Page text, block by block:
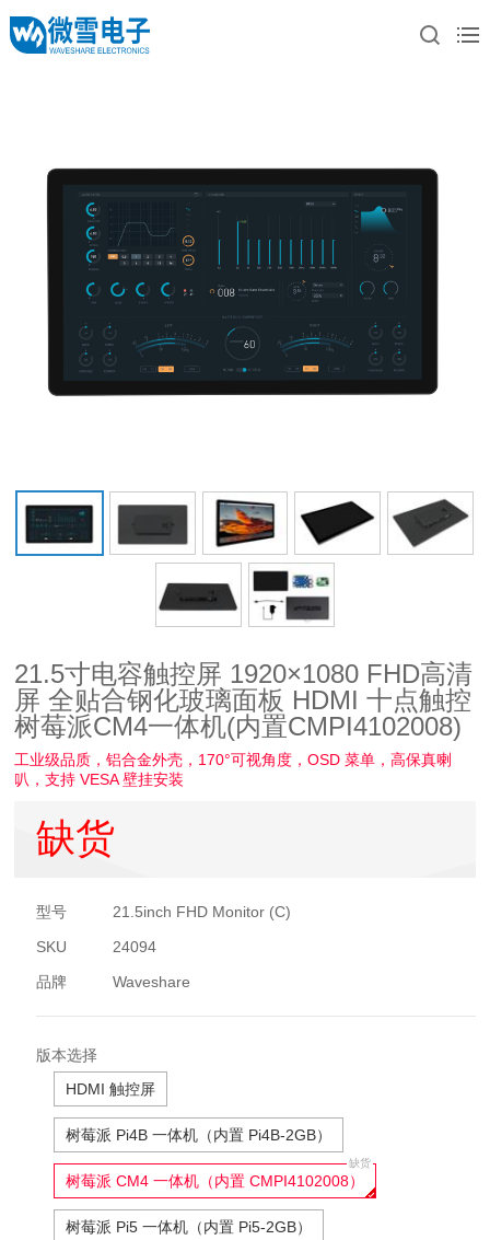
21.5寸电容触控屏 1920×1080 FHD高清
屏 全贴合钢化玻璃面板 HDMI 十点触控
树莓派CM4一体机(内置CMPI4102008)
工业级品质，铝合金外壳，170°可视角度，OSD 菜单，高保真喇
叭，支持 VESA 壁挂安装
缺货
型号
21.5inch FHD Monitor (C)
SKU
24094
品牌
Waveshare
版本选择
HDMI 触控屏
树莓派 Pi4B 一体机（内置 Pi4B-2GB）
树莓派 CM4 一体机（内置 CMPI4102008）
树莓派 Pi5 一体机（内置 Pi5-2GB）